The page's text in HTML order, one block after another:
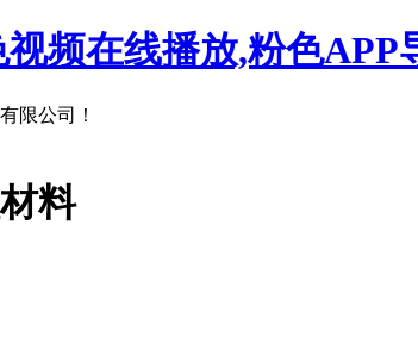
频在线播放,粉色APP
公司！
料